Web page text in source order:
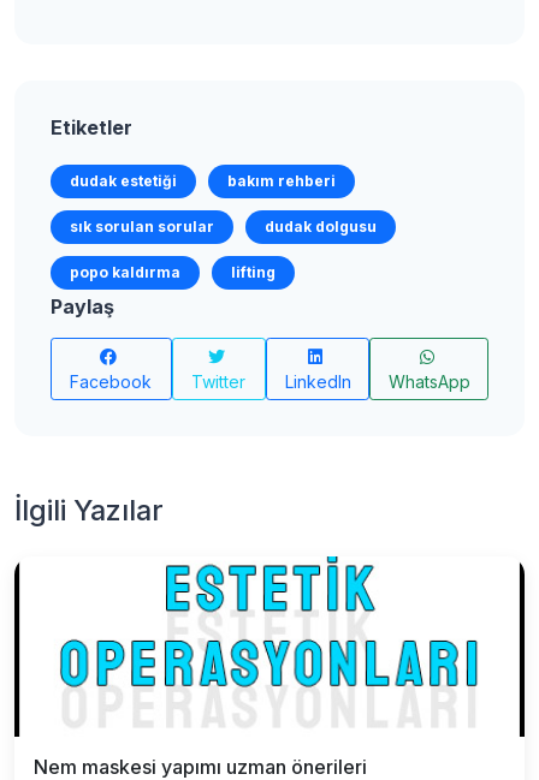
Etiketler
dudak estetiği bakım rehberi
sık sorulan sorular dudak dolgusu
popo kaldırma lifting
Paylaş
Facebook Twitter LinkedIn WhatsApp
İlgili Yazılar
Nem maskesi yapımı uzman önerileri